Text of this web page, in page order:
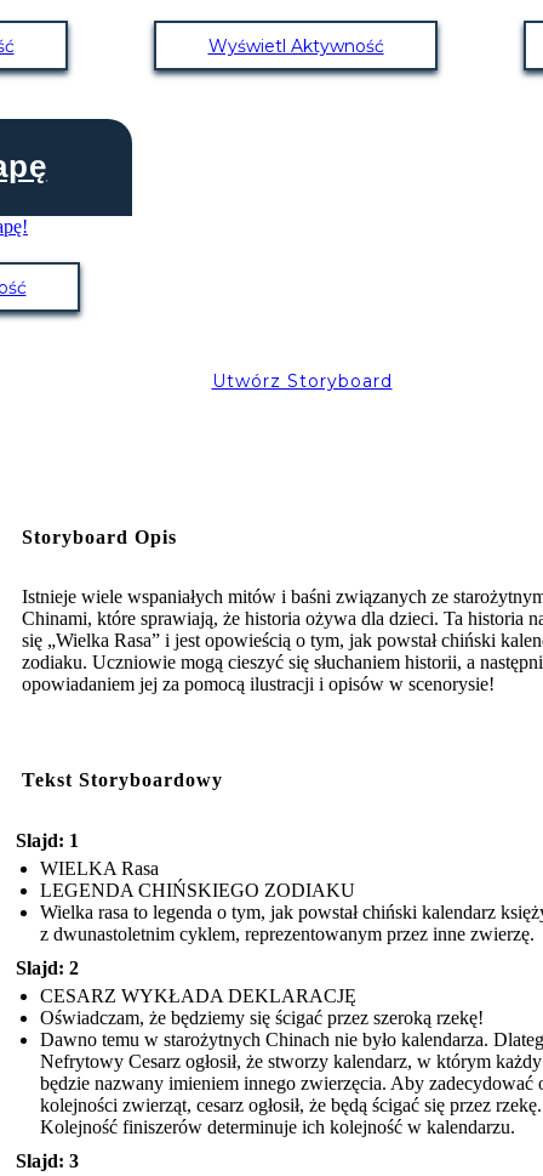
Wyświetl Aktywność
Utwórz Storyboard
Storyboard Opis
Istnieje wiele wspaniałych mitów i baśni związanych ze
Chinami, które sprawiają, że historia ożywa dla dzieci. Ta historia
się „Wielka Rasa” i jest opowieścią o tym, jak powstał chiński
zodiaku. Uczniowie mogą cieszyć się słuchaniem historii, a
opowiadaniem jej za pomocą ilustracji i opisów w scenorysie!
Tekst Storyboardowy
Slajd: 1
WIELKA Rasa
LEGENDA CHIŃSKIEGO ZODIAKU
Wielka rasa to legenda o tym, jak powstał chiński kalendarz
z dwunastoletnim cyklem, reprezentowanym przez inne zwierzę.
Slajd: 2
CESARZ WYKŁADA DEKLARACJĘ
Oświadczam, że będziemy się ścigać przez szeroką rzekę!
Dawno temu w starożytnych Chinach nie było kalendarza.
Nefrytowy Cesarz ogłosił, że stworzy kalendarz, w którym
będzie nazwany imieniem innego zwierzęcia. Aby zadecydować
kolejności zwierząt, cesarz ogłosił, że będą ścigać się przez rzekę.
Kolejność finiszerów determinuje ich kolejność w kalendarzu.
Slajd: 3